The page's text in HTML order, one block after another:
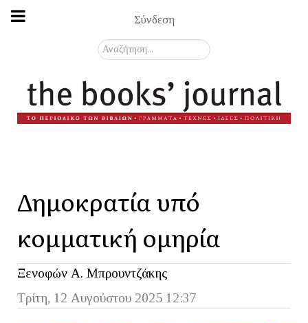
Σύνδεση
Αναζήτηση...
Δημοκρατία υπό
κομματική ομηρία
Ξενοφών Α. Μπρουντζάκης
Τρίτη, 12 Αυγούστου 2025 12:37